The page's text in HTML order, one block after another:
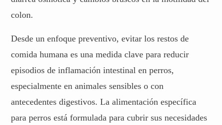
colon.
Desde un enfoque preventivo, evitar los restos de
comida humana es una medida clave para reducir
episodios de inflamación intestinal en perros,
especialmente en animales sensibles o con
antecedentes digestivos. La alimentación específica
para perros está formulada para cubrir sus necesidades